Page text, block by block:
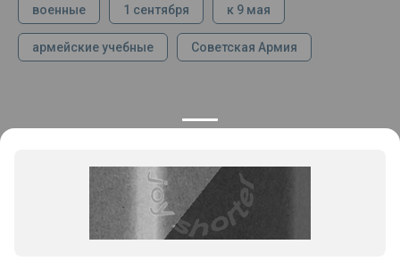
военные 1 сентября к 9 мая
армейские учебные Советская Армия
ПРОДУКЦИЯ
Каталог